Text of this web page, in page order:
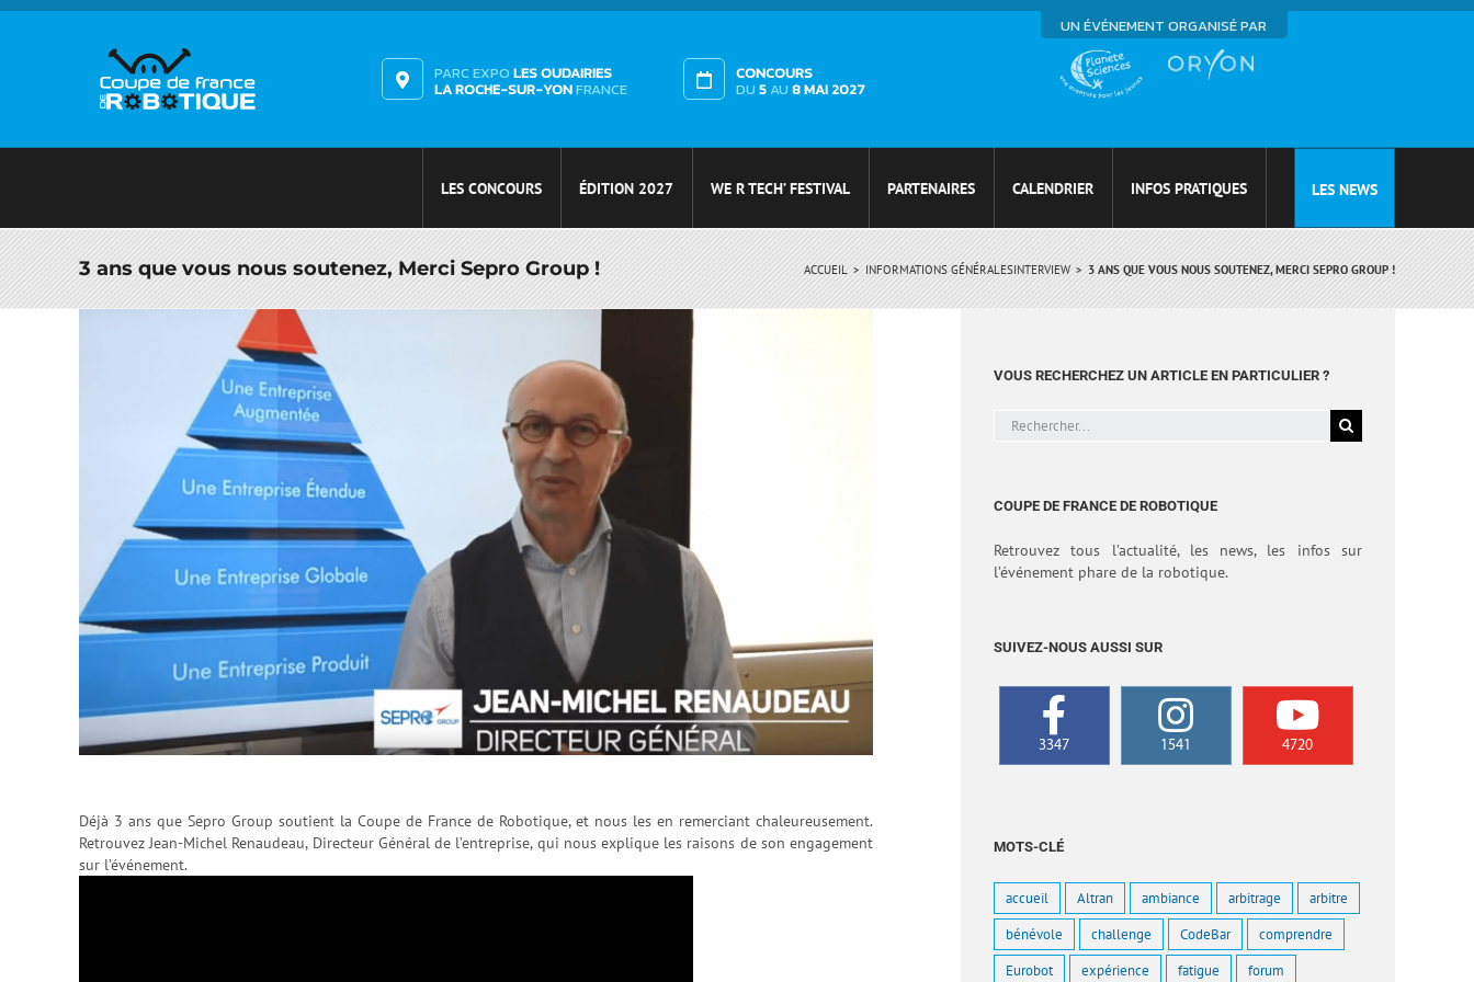
Passer
UN ÉVÉNEMENT ORGANISÉ PAR
PARC EXPO LES OUDAIRIES
LA ROCHE-SUR-YONFRANCE
CONCOURS
DU 5AU 8 MAI 2027
LES CONCOURS ÉDITION 2027 WE R TECH’ FESTIVAL PARTENAIRES CALENDRIER INFOS PRATIQUES LES NEWS
3 ans que vous nous soutenez, Merci Sepro Group ! ACCUEIL INFORMATIONS GÉNÉRALESINTERVIEW 3 ANS QUE VOUS NOUS SOUTENEZ, MERCI SEPRO GROUP !
Déjà 3 ans que Sepro Group soutient la Coupe de France de Robotique, et nous les en remerciant chaleureusement.
Retrouvez Jean-Michel Renaudeau, Directeur Général de l’entreprise, qui nous explique les raisons de son engagement
sur l’événement.
VOUS RECHERCHEZ UN ARTICLE EN PARTICULIER ?
Rechercher:
COUPE DE FRANCE DE ROBOTIQUE
Retrouvez tous l’actualité, les news, les infos sur
l’événement phare de la robotique.
SUIVEZ-NOUS AUSSI SUR
3347 1541 4720
MOTS-CLÉ
accueil Altran ambiance arbitrage arbitre
bénévole challenge CodeBar comprendre
Eurobot expérience fatigue forum